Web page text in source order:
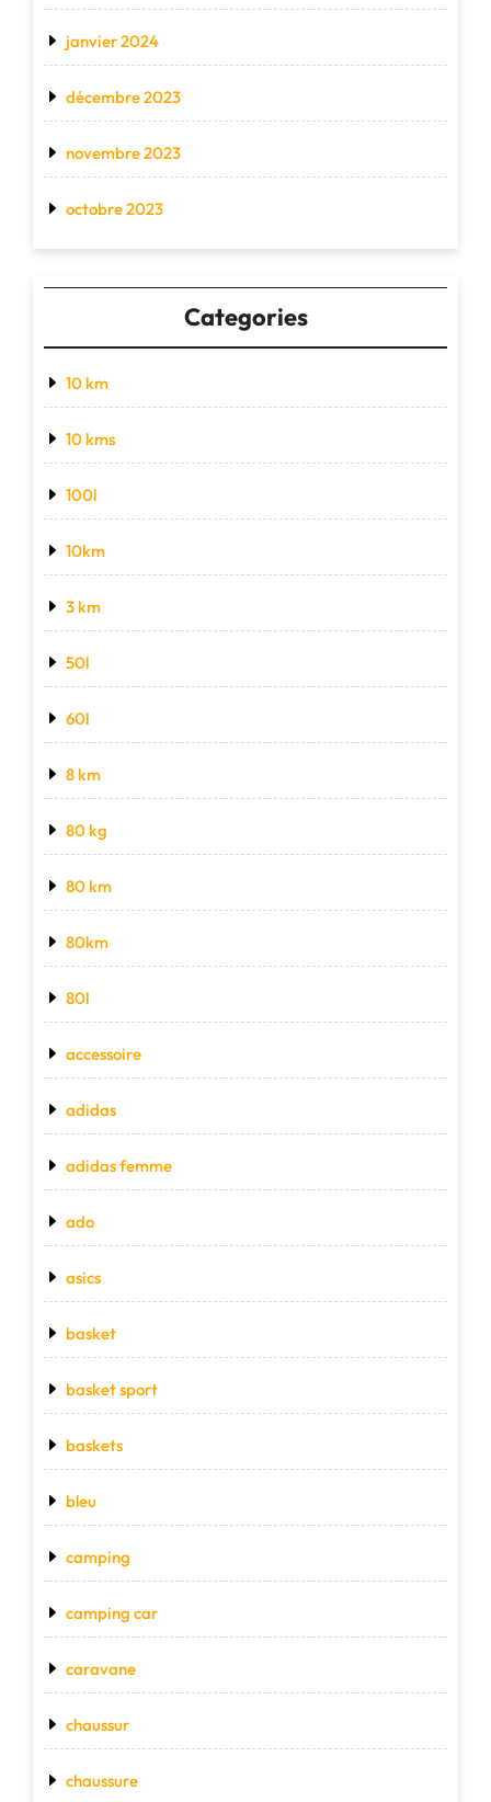
janvier 2024
décembre 2023
novembre 2023
octobre 2023
Categories
10 km
10 kms
100l
10km
3 km
50l
60l
8 km
80 kg
80 km
80km
80l
accessoire
adidas
adidas femme
ado
asics
basket
basket sport
baskets
bleu
camping
camping car
caravane
chaussur
chaussure